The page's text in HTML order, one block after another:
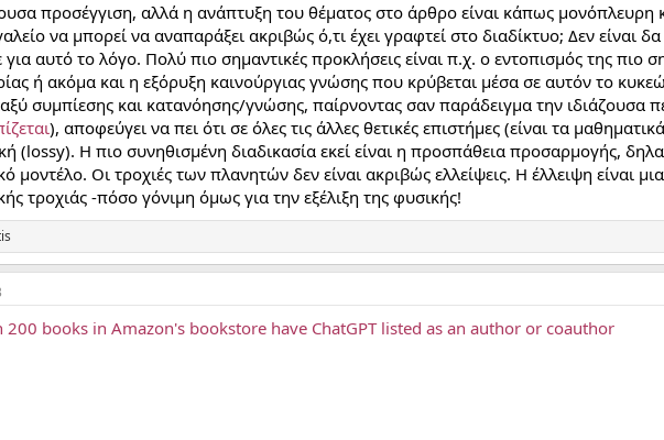
προσέγγιση, αλλά η ανάπτυξη του θέματος στο άρθρο είναι κάπως μονόπλευρη
να μπορεί να αναπαράξει ακριβώς ό,τι έχει γραφτεί στο διαδίκτυο; Δεν είναι
για αυτό το λόγο. Πολύ πιο σημαντικές προκλήσεις είναι π.χ. ο εντοπισμός της πιο
ή ακόμα και η εξόρυξη καινούργιας γνώσης που κρύβεται μέσα σε αυτόν το
συμπίεσης και κατανόησης/γνώσης, παίρνοντας σαν παράδειγμα την ιδιάζουσα
), αποφεύγει να πει ότι σε όλες τις άλλες θετικές επιστήμες (είναι τα
(lossy). Η πιο συνηθισμένη διαδικασία εκεί είναι η προσπάθεια προσαρμογής,
μοντέλο. Οι τροχιές των πλανητών δεν είναι ακριβώς ελλείψεις. Η έλλειψη είναι
τροχιάς -πόσο γόνιμη όμως για την εξέλιξη της φυσικής!
200 books in Amazon's bookstore have ChatGPT listed as an author or coauthor